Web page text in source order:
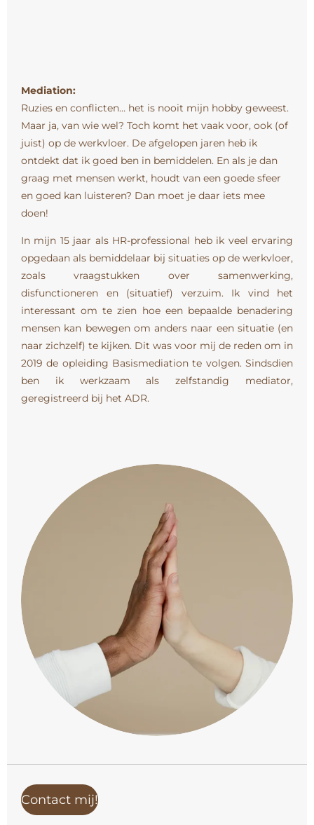
Mediation:
Ruzies en conflicten… het is nooit mijn hobby geweest.
Maar ja, van wie wel? Toch komt het vaak voor, ook (of
juist) op de werkvloer. De afgelopen jaren heb ik
ontdekt dat ik goed ben in bemiddelen. En als je dan
graag met mensen werkt, houdt van een goede sfeer
en goed kan luisteren? Dan moet je daar iets mee
doen!
In mijn 15 jaar als HR-professional heb ik veel ervaring
opgedaan als bemiddelaar bij situaties op de werkvloer,
zoals vraagstukken over samenwerking,
disfunctioneren en (situatief) verzuim. Ik vind het
interessant om te zien hoe een bepaalde benadering
mensen kan bewegen om anders naar een situatie (en
naar zichzelf) te kijken. Dit was voor mij de reden om in
2019 de opleiding Basismediation te volgen. Sindsdien
ben ik werkzaam als zelfstandig mediator,
geregistreerd bij het ADR.
Contact mij!